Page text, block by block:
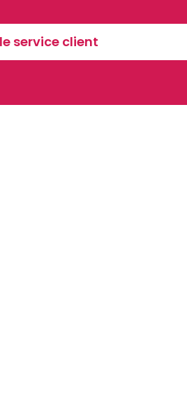
service client
communications. Vous pouvez vous